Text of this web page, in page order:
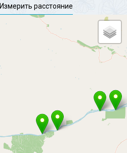
Измерить расстояние